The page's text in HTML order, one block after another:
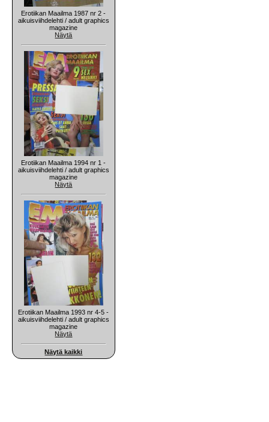
Erotiikan Maailma 1987 nr 2 -
aikuisviihdelehti / adult graphics
magazine
Näytä
Erotiikan Maailma 1994 nr 1 -
aikuisviihdelehti / adult graphics
magazine
Näytä
Erotiikan Maailma 1993 nr 4-5 -
aikuisviihdelehti / adult graphics
magazine
Näytä
Näytä kaikki